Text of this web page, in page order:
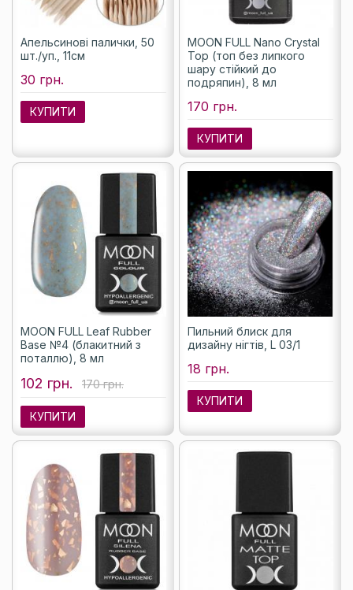
Апельсинові палички, 50
шт./уп., 11см
30 грн.
КУПИТИ
MOON FULL Nano Crystal
Top (топ без липкого
шару стійкий до
подряпин), 8 мл
170 грн.
КУПИТИ
MOON FULL Leaf Rubber
Base №4 (блакитний з
поталлю), 8 мл
102 грн. 170 грн.
КУПИТИ
Пильний блиск для
дизайну нігтів, L 03/1
18 грн.
КУПИТИ